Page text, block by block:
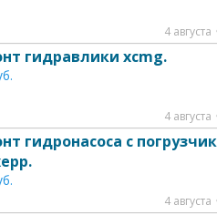
4 августа
гидравлики xcmg.
4 августа
гидронасоса с
4 августа